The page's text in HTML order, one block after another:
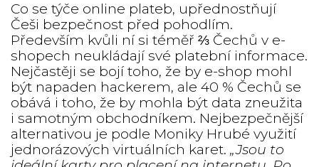
Co se týče online plateb, upřednostňují
Češi bezpečnost před pohodlím.
Především kvůli ní si téměř ⅔ Čechů v e-
shopech neukládají své platební informace.
Nejčastěji se bojí toho, že by e-shop mohl
být napaden hackerem, ale 40 % Čechů se
obává i toho, že by mohla být data zneužita
i samotným obchodníkem. Nejbezpečnější
alternativou je podle Moniky Hrubé využití
jednorázových virtuálních karet. „Jsou to